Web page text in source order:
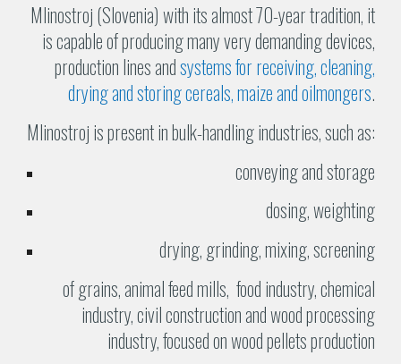
Mlinostroj (Slovenia) with its almost70-yeartradition, it
is capable of producing many very demanding devices,
production lines andsystems for receiving, cleaning,
drying and storing cereals, maize and oilmongers.
Mlinostroj is present in bulk-handling industries, such as:
conveying and storage
dosing, weighting
drying, grinding, mixing, screening
of grains, animal feed mills, food industry, chemical
industry, civil construction and wood processing
industry, focused on wood pellets production